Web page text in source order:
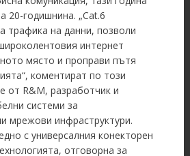
20-годишнина. „Cat.6
трафика на данни, позволи
интернет
място и проправи пътя
коментират по този
от R&M, разработчик и
системи за
мрежови инфраструктури.
с универсалния конекторен
отговорна за